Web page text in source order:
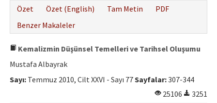
Özet
Özet (English) Tam Metin
PDF
Benzer Makaleler
Kemalizmin Düşünsel Temelleri ve Tarihsel Oluşumu
Mustafa Albayrak
Sayı: Temmuz 2010, Cilt XXVI - Sayı 77Sayfalar:307-344
25106
3251